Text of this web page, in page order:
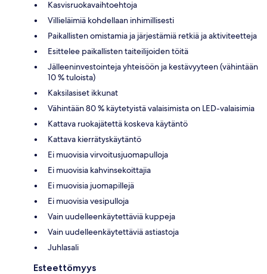
Kasvisruokavaihtoehtoja
Villieläimiä kohdellaan inhimillisesti
Paikallisten omistamia ja järjestämiä retkiä ja aktiviteetteja
Esittelee paikallisten taiteilijoiden töitä
Jälleeninvestointeja yhteisöön ja kestävyyteen (vähintään
10 % tuloista)
Kaksilasiset ikkunat
Vähintään 80 % käytetyistä valaisimista on LED-valaisimia
Kattava ruokajätettä koskeva käytäntö
Kattava kierrätyskäytäntö
Ei muovisia virvoitusjuomapulloja
Ei muovisia kahvinsekoittajia
Ei muovisia juomapillejä
Ei muovisia vesipulloja
Vain uudelleenkäytettäviä kuppeja
Vain uudelleenkäytettäviä astiastoja
Juhlasali
Esteettömyys